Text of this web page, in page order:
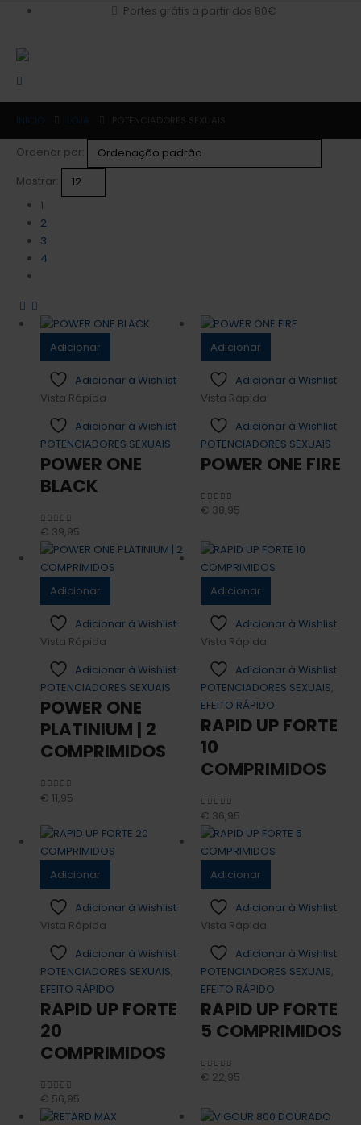
Portes grátis a partir dos 80€
INICIO LOJA POTENCIADORES SEXUAIS
Ordenar por:
Mostrar:
1
2
3
4
Adicionar
Adicionar à Wishlist
Vista Rápida
Adicionar à Wishlist
POTENCIADORES SEXUAIS
POWER ONE
BLACK
0out of 5
€ 39,95
Adicionar
Adicionar à Wishlist
Vista Rápida
Adicionar à Wishlist
POTENCIADORES SEXUAIS
POWER ONE FIRE
0out of 5
€ 38,95
Adicionar
Adicionar à Wishlist
Vista Rápida
Adicionar à Wishlist
POTENCIADORES SEXUAIS
POWER ONE
PLATINIUM | 2
COMPRIMIDOS
0out of 5
€ 11,95
Adicionar
Adicionar à Wishlist
Vista Rápida
Adicionar à Wishlist
POTENCIADORES SEXUAIS,
EFEITO RÁPIDO
RAPID UP FORTE
10
COMPRIMIDOS
0out of 5
€ 36,95
Adicionar
Adicionar à Wishlist
Vista Rápida
Adicionar à Wishlist
POTENCIADORES SEXUAIS,
EFEITO RÁPIDO
RAPID UP FORTE
20
COMPRIMIDOS
0out of 5
€ 56,95
Adicionar
Adicionar à Wishlist
Vista Rápida
Adicionar à Wishlist
POTENCIADORES SEXUAIS,
EFEITO RÁPIDO
RAPID UP FORTE
5 COMPRIMIDOS
0out of 5
€ 22,95